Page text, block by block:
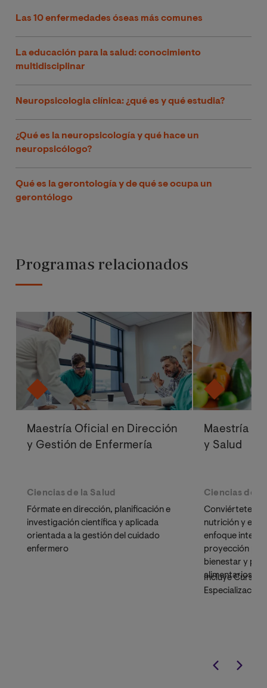
Las 10 enfermedades óseas más comunes
La educación para la salud: conocimiento
multidisciplinar
Neuropsicologia clínica: ¿qué es y qué estudia?
¿Qué es la neuropsicología y qué hace un
neuropsicólogo?
Qué es la gerontología y de qué se ocupa un
gerontólogo
Programas relacionados
Maestría Oficial en Dirección
y Gestión de Enfermería
Ciencias de la Salud
Fórmate en dirección, planificación e
investigación científica y aplicada
orientada a la gestión del cuidado
enfermero
Maestría
y Salud
Ciencias de
Conviértete en
nutrición y
enfoque
proyección
bienestar y
alimentarios
Incluye Curso
Especialización